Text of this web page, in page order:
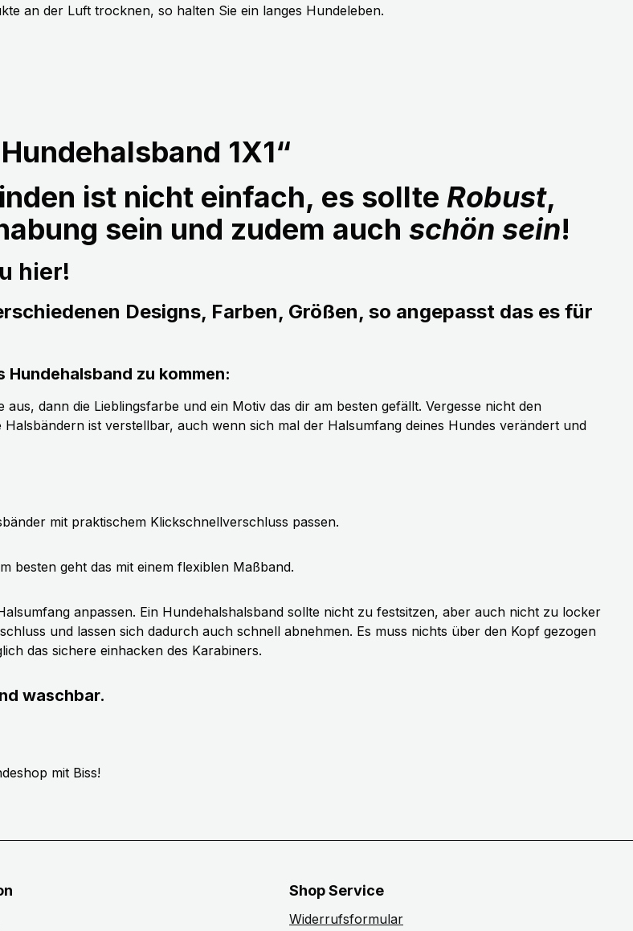
an der Luft trocknen, so halten Sie ein langes Hundeleben.
1X1“
ist nicht einfach, es sollte Robust,
sein und zudem auch schön sein!
hier!
Designs, Farben, Größen, so angepasst das es für
zu kommen:
dann die Lieblingsfarbe und ein Motiv das dir am besten gefällt. Vergesse nicht den
ist verstellbar, auch wenn sich mal der Halsumfang deines Hundes verändert und
mit praktischem Klickschnellverschluss passen.
besten geht das mit einem flexiblen Maßband.
anpassen. Ein Hundehalshalsband sollte nicht zu festsitzen, aber auch nicht zu locker
und lassen sich dadurch auch schnell abnehmen. Es muss nichts über den Kopf gezogen
das sichere einhacken des Karabiners.
waschbar.
mit Biss!
Shop Service
Widerrufsformular